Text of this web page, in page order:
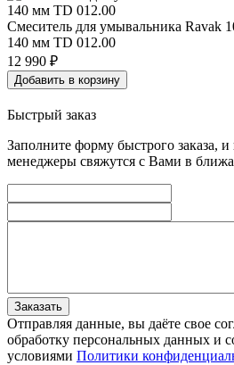
Смеситель для умывальника Ravak
140 мм TD 012.00
12 990 ₽
Добавить в корзину
Быстрый заказ
Заполните форму быстрого заказа,
менеджеры свяжутся с Вами в
Заказать
Отправляя данные, вы даёте свое
обработку персональных данных и
условиями Политики